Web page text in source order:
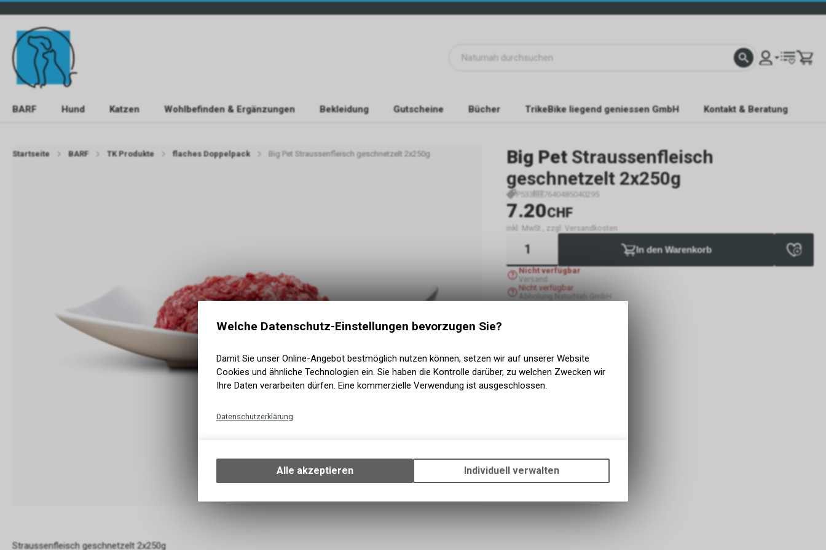
BARF Hund Katzen Wohlbefinden & Ergänzungen Bekleidung Gutscheine Bücher TrikeBike liegend geniessen GmbH Kontakt & Beratung
Startseite BARF TK Produkte flaches Doppelpack Big Pet Straussenfleisch geschnetzelt 2x250g Big Pet Straussenfleisch
geschnetzelt 2x250g
P533 7640485040295
7.20CHF
inkl. MwSt., zzgl. Versandkosten
In den Warenkorb
Nicht verfügbar
Versand
Nicht verfügbar
Abholung NaturNah GmbH
Straussenfleisch geschnetzelt 2x250g
Welche Datenschutz-Einstellungen bevorzugen Sie?
Damit Sie unser Online-Angebot bestmöglich nutzen können, setzen wir auf unserer Website
Cookies und ähnliche Technologien ein. Sie haben die Kontrolle darüber, zu welchen Zwecken wir
Ihre Daten verarbeiten dürfen. Eine kommerzielle Verwendung ist ausgeschlossen.
Datenschutzerklärung
Ihrem Gerät, um die grundlegenden Funktionen unseres Online-Angebots, wie die
Verwendung des Warenkorbs, zu ermöglichen. Bitte beachten Sie, dass die
zulassen.
Alle akzeptieren Individuell verwalten